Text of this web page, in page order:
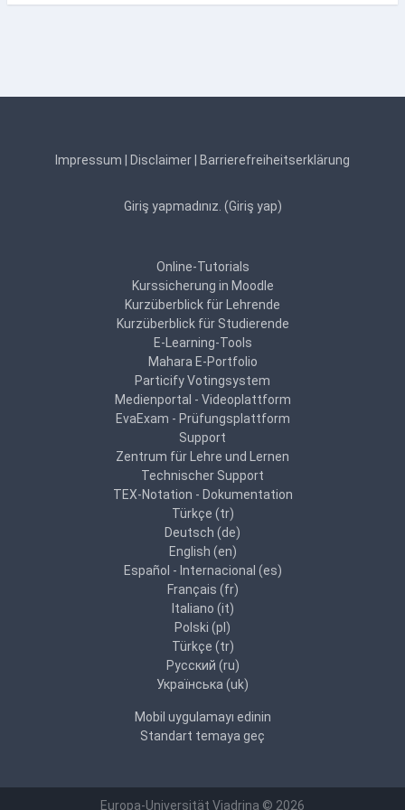
Impressum Disclaimer Barrierefreiheitserklärung
Giriş yapmadınız. (Giriş yap)
Online-Tutorials
Kurssicherung in Moodle
Kurzüberblick für Lehrende
Kurzüberblick für Studierende
E-Learning-Tools
Mahara E-Portfolio
Particify Votingsystem
Medienportal - Videoplattform
EvaExam - Prüfungsplattform
Support
Zentrum für Lehre und Lernen
Technischer Support
TEX-Notation - Dokumentation
Türkçe ‎(tr)‎
Deutsch ‎(de)‎
English ‎(en)‎
Español - Internacional ‎(es)‎
Français ‎(fr)‎
Italiano ‎(it)‎
Polski ‎(pl)‎
Türkçe ‎(tr)‎
Русский ‎(ru)‎
Українська ‎(uk)‎
Mobil uygulamayı edinin
Standart temaya geç
Europa-Universität Viadrina © 2026